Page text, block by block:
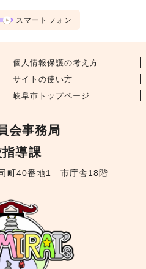
スマートフォン
個人情報保護の考え方
サイトの使い方
岐阜市トップページ
会事務局
指導課
町40番地1 市庁舎18階